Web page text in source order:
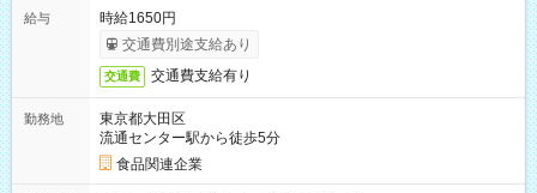
給与
時給1650円
交通費別途支給あり
交通費 交通費支給有り
勤務地
東京都大田区
流通センター駅から徒歩5分
食品関連企業